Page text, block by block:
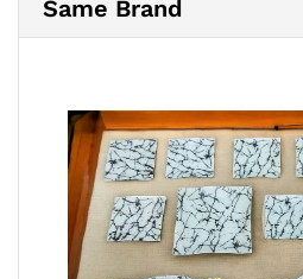
Same Brand